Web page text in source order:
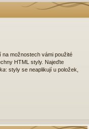
možnostech vámi použité
HTML styly. Najeďte
: styly se neaplikují u položek,